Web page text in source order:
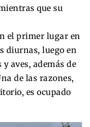
que su
el primer lugar en
diurnas, luego en
aves, además de
de las razones,
es ocupado